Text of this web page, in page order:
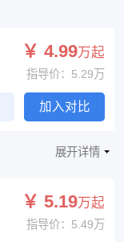
￥ 4.99万起
指导价：5.29万
加入对比
展开详情
￥ 5.19万起
指导价：5.49万